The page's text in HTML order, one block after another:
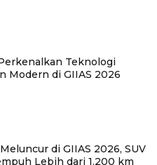
Teknologi
Modern di GIIAS 2026
di GIIAS 2026, SUV
Lebih dari 1.200 km